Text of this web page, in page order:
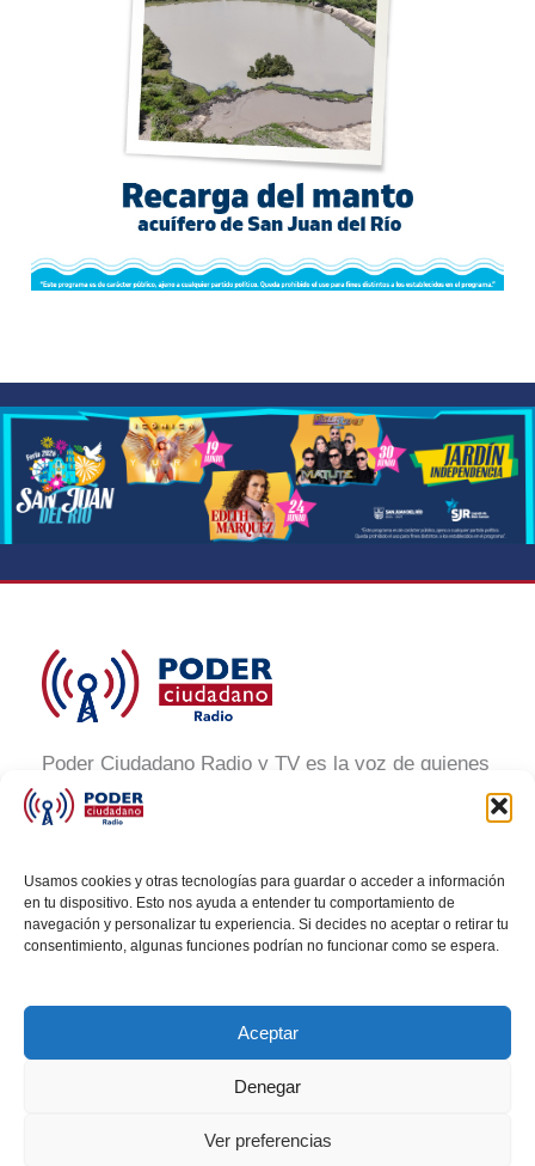
Usamos cookies y otras tecnologías para guardar o acceder a información
en tu dispositivo. Esto nos ayuda a entender tu comportamiento de
navegación y personalizar tu experiencia. Si decides no aceptar o retirar tu
consentimiento, algunas funciones podrían no funcionar como se espera.
Aceptar
Denegar
Ver preferencias
Poder Ciudadano Radio y TV es la voz de quienes
buscan un México informado y participativo.
Nuestro compromiso es conectar con la
transformación social a través de noticias claras,
veraces y al alcance de todos.